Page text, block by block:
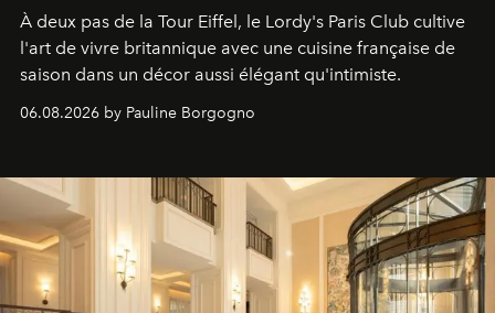
À deux pas de la Tour Eiffel, le Lordy's Paris Club cultive
l'art de vivre britannique avec une cuisine française de
saison dans un décor aussi élégant qu'intimiste.
06.08.2026 by Pauline Borgogno